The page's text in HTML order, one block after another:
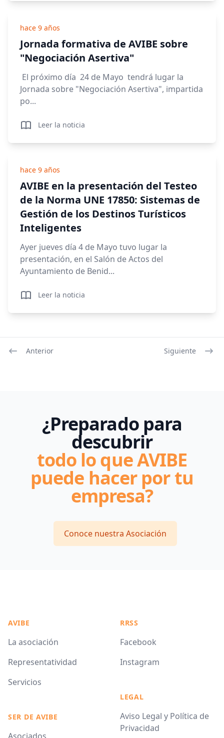
hace 9 años
Jornada formativa de AVIBE sobre
"Negociación Asertiva"
El próximo día 24 de Mayo tendrá lugar la
Jornada sobre "Negociación Asertiva", impartida
po...
Leer la noticia
hace 9 años
AVIBE en la presentación del Testeo
de la Norma UNE 17850: Sistemas de
Gestión de los Destinos Turísticos
Inteligentes
Ayer jueves día 4 de Mayo tuvo lugar la
presentación, en el Salón de Actos del
Ayuntamiento de Benid...
Leer la noticia
Anterior Siguiente
¿Preparado para
descubrir
todo lo que AVIBE
puede hacer por tu
empresa?
Conoce nuestra Asociación
AVIBE
La asociación
Representatividad
Servicios
SER DE AVIBE
RRSS
Facebook
Instagram
LEGAL
Aviso Legal y Política de
Privacidad